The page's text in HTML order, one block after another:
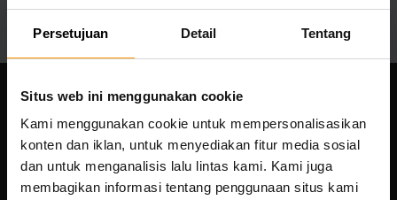
Persetujuan Detail Tentang
Situs web ini menggunakan cookie
Kami menggunakan cookie untuk mempersonalisasikan
konten dan iklan, untuk menyediakan fitur media sosial
dan untuk menganalisis lalu lintas kami. Kami juga
membagikan informasi tentang penggunaan situs kami
Perusahaan kami
Scalable Hosting Solutions OÜ